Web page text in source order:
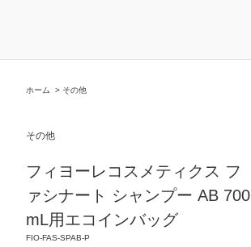
ホーム > その他
その他
フィヨーレコスメティクス フ
ァシナート シャンプー AB 700
mL用エコインバッグ
FIO-FAS-SPAB-P